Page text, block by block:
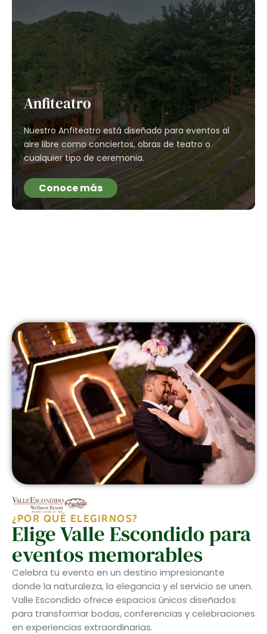
Anfiteatro
Nuestro Anfiteatro está diseñado para eventos al
aire libre como conciertos, obras de teatro o
cualquier tipo de ceremonia.
Conoce más
¿POR QUÉ ELEGIRNOS?
Elige Valle Escondido para
eventos memorables
Celebra tu evento en un destino impresionante
donde la naturaleza, la elegancia y el servicio se unen.
Valle Escondido ofrece espacios únicos diseñados
para transformar bodas, conferencias y celebraciones
en experiencias extraordinarias.